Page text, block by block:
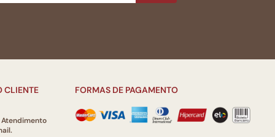
CLIENTE
Atendimento
FORMAS DE PAGAMENTO